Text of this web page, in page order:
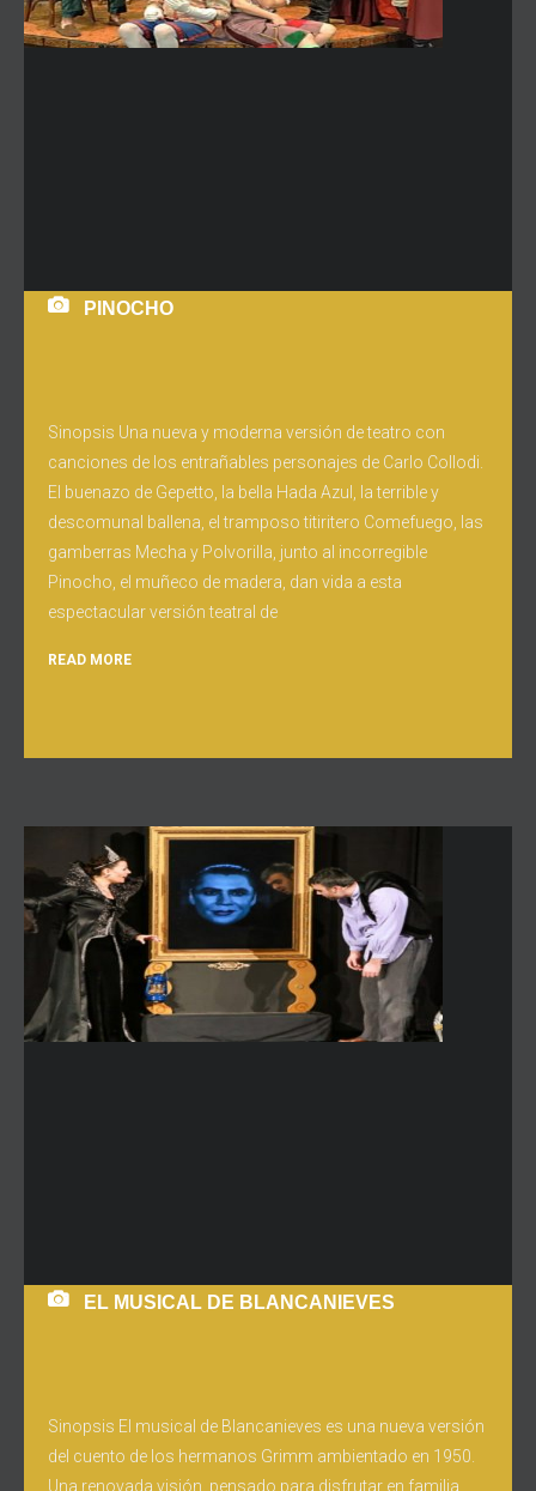
PINOCHO
Sinopsis Una nueva y moderna versión de teatro con
canciones de los entrañables personajes de Carlo Collodi.
El buenazo de Gepetto, la bella Hada Azul, la terrible y
descomunal ballena, el tramposo titiritero Comefuego, las
gamberras Mecha y Polvorilla, junto al incorregible
Pinocho, el muñeco de madera, dan vida a esta
espectacular versión teatral de
READ MORE
EL MUSICAL DE BLANCANIEVES
Sinopsis El musical de Blancanieves es una nueva versión
del cuento de los hermanos Grimm ambientado en 1950.
Una renovada visión, pensado para disfrutar en familia,